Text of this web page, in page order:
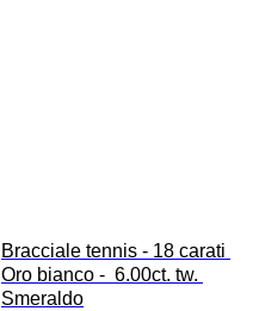
Bracciale tennis - 18 carati
Oro bianco -  6.00ct. tw.
Smeraldo